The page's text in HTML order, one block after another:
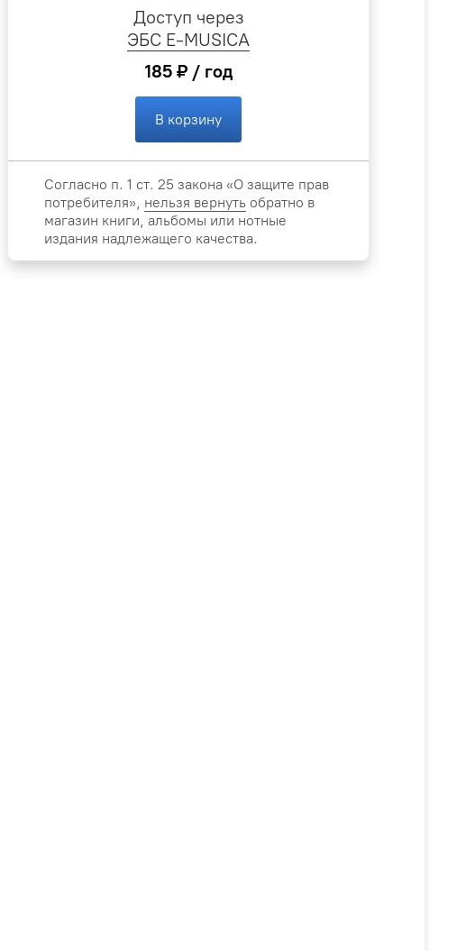
Доступ через
ЭБС E-MUSICA
185 ₽ / год
В корзину
Согласно п. 1 ст. 25 закона «О защите прав
потребителя», нельзя вернуть обратно в
магазин книги, альбомы или нотные
издания надлежащего качества.